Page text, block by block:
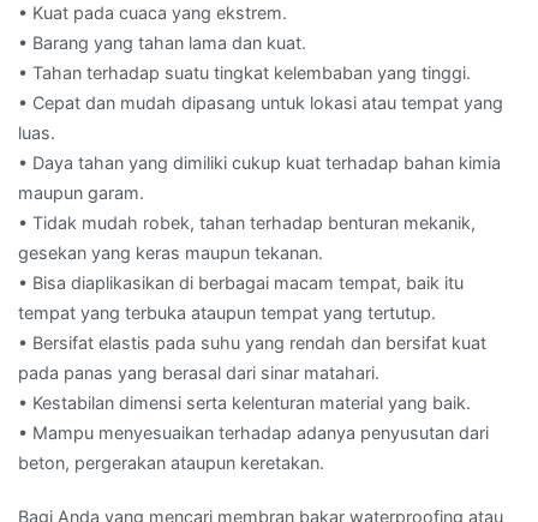
• Kuat pada cuaca yang ekstrem.
• Barang yang tahan lama dan kuat.
• Tahan terhadap suatu tingkat kelembaban yang tinggi.
• Cepat dan mudah dipasang untuk lokasi atau tempat yang
luas.
• Daya tahan yang dimiliki cukup kuat terhadap bahan kimia
maupun garam.
• Tidak mudah robek, tahan terhadap benturan mekanik,
gesekan yang keras maupun tekanan.
• Bisa diaplikasikan di berbagai macam tempat, baik itu
tempat yang terbuka ataupun tempat yang tertutup.
• Bersifat elastis pada suhu yang rendah dan bersifat kuat
pada panas yang berasal dari sinar matahari.
• Kestabilan dimensi serta kelenturan material yang baik.
• Mampu menyesuaikan terhadap adanya penyusutan dari
beton, pergerakan ataupun keretakan.
Bagi Anda yang mencari membran bakar waterproofing atau